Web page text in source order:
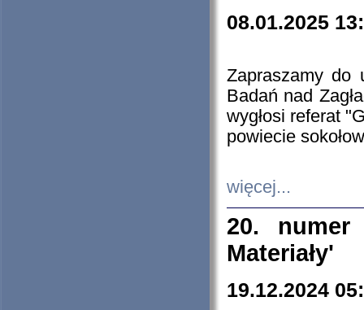
08.01.2025
Zapraszamy do
Badań nad
wygłosi referat
powiecie
więcej...
20. numer
Materiały'
19.12.2024